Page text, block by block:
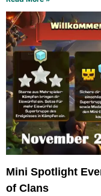
Mini Spotlight
of Clans